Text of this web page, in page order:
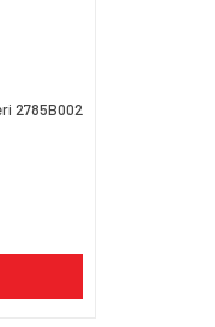
2785B002